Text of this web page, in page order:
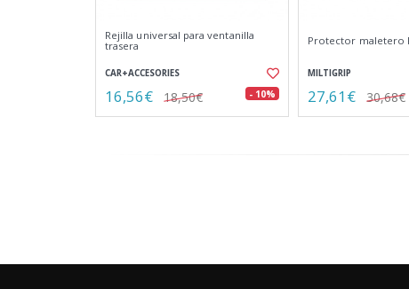
Rejilla universal para ventanilla
trasera
CAR+ACCESORIES
16,56€ 18,50€ - 10%
Protector maletero
MILTIGRIP
27,61€ 30,68€